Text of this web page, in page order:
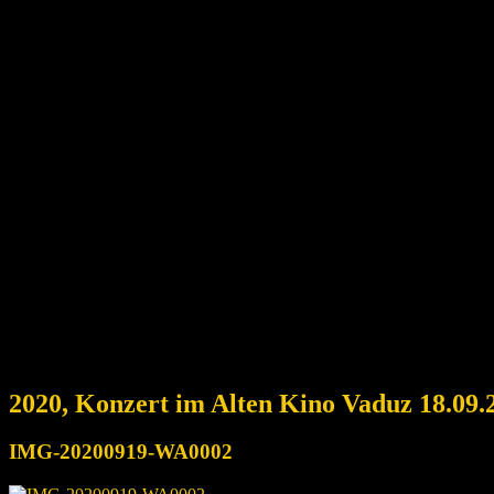
2020, Konzert im Alten Kino Vaduz
IMG-20200919-WA0002